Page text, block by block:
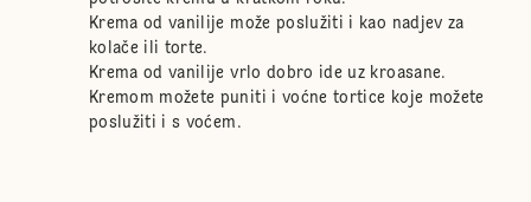
Krema od vanilije može poslužiti i kao nadjev za
kolače ili torte.
Krema od vanilije vrlo dobro ide uz kroasane.
Kremom možete puniti i voćne tortice koje možete
poslužiti i s voćem.